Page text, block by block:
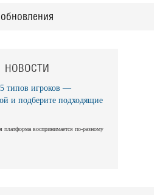
обновления
НОВОСТИ
типов игроков —
и подберите подходящие
платформа воспринимается по-разному